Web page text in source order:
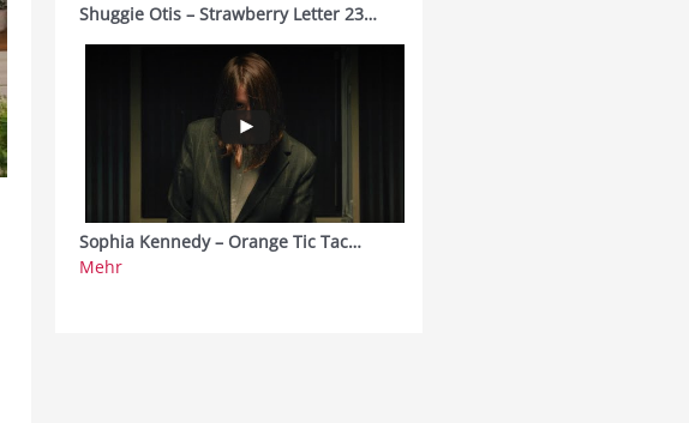
Shuggie Otis – Strawberry Letter 23…
Sophia Kennedy – Orange Tic Tac…
Mehr